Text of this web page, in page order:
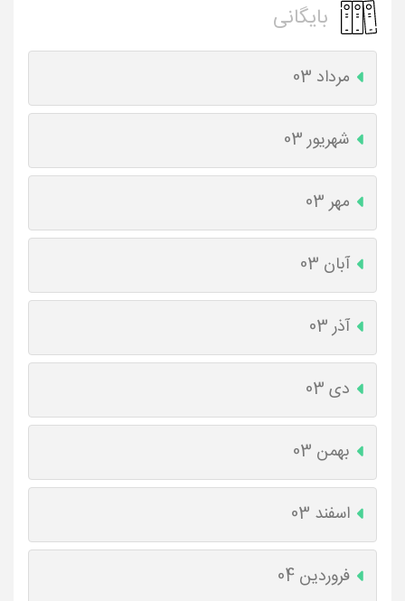
بایگانی
مرداد 03
شهریور 03
مهر 03
آبان 03
آذر 03
دی 03
بهمن 03
اسفند 03
فروردین 04